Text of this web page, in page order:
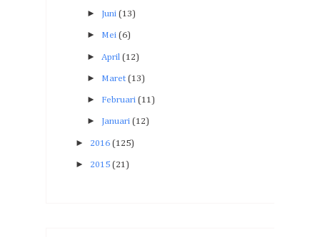
► Juni (13)
► Mei (6)
► April (12)
► Maret (13)
► Februari (11)
► Januari (12)
► 2016 (125)
► 2015 (21)